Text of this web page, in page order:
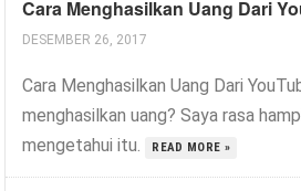
Cara Menghasilkan Uang Dari
DESEMBER 26, 2017
Cara Menghasilkan Uang Dari
menghasilkan uang? Saya rasa
mengetahui itu.
READ MORE »